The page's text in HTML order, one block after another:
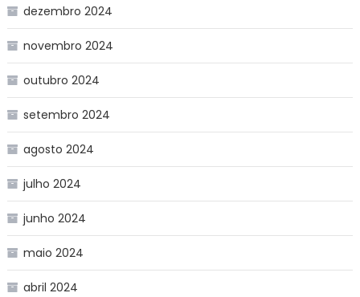
dezembro 2024
novembro 2024
outubro 2024
setembro 2024
agosto 2024
julho 2024
junho 2024
maio 2024
abril 2024